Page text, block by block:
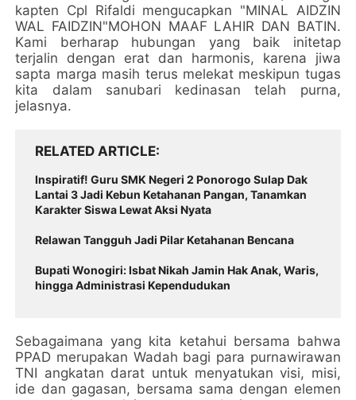
kapten Cpl Rifaldi mengucapkan "MINAL AIDZIN
WAL FAIDZIN"MOHON MAAF LAHIR DAN BATIN.
Kami berharap hubungan yang baik initetap
terjalin dengan erat dan harmonis, karena jiwa
sapta marga masih terus melekat meskipun tugas
kita dalam sanubari kedinasan telah purna,
jelasnya.
RELATED ARTICLE
Inspiratif! Guru SMK Negeri 2 Ponorogo Sulap Dak
Lantai 3 Jadi Kebun Ketahanan Pangan, Tanamkan
Karakter Siswa Lewat Aksi Nyata
Relawan Tangguh Jadi Pilar Ketahanan Bencana
Bupati Wonogiri: Isbat Nikah Jamin Hak Anak, Waris,
hingga Administrasi Kependudukan
Sebagaimana yang kita ketahui bersama bahwa
PPAD merupakan Wadah bagi para purnawirawan
TNI angkatan darat untuk menyatukan visi, misi,
ide dan gagasan, bersama sama dengan elemen